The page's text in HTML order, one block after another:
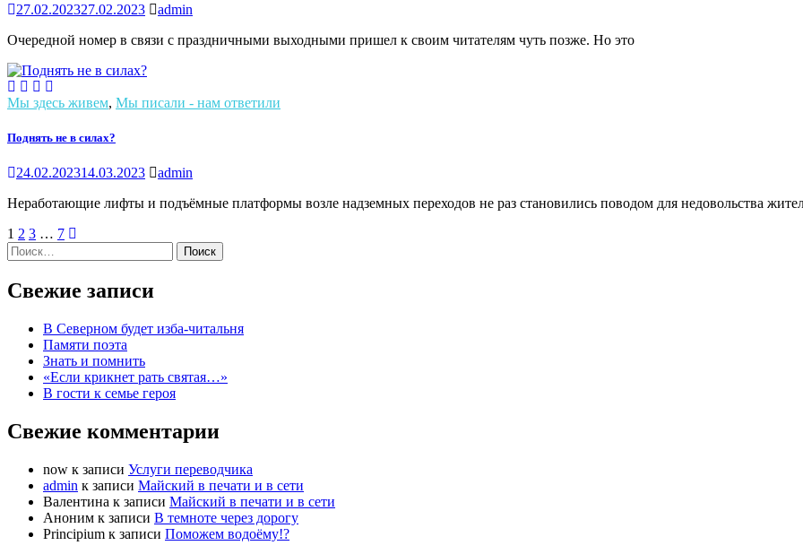
27.02.202327.02.2023
admin
Очередной номер в связи с праздничными выходными пришел к своим читателям чуть позже. Но это
Мы здесь живем, Мы писали - нам ответили
Поднять не в силах?
24.02.202314.03.2023
admin
Неработающие лифты и подъёмные платформы возле надземных переходов не раз становились поводом для недовольства
1 2 3 … 7
Найти:
Свежие записи
В Северном будет изба-читальня
Памяти поэта
Знать и помнить
«Если крикнет рать святая…»
В гости к семье героя
Свежие комментарии
now к записи Услуги переводчика
admin к записи Майский в печати и в сети
Валентина к записи Майский в печати и в сети
Аноним к записи В темноте через дорогу
Principium к записи Поможем водоёму!?